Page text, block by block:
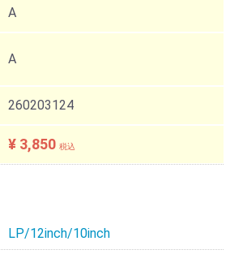
A
A
260203124
¥ 3,850 税込
LP/12inch/10inch